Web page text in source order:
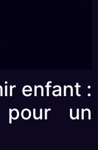
enfant :
un